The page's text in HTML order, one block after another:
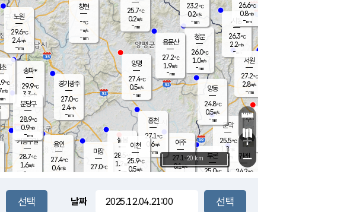
문막
25.5℃
1.8
mm
부론
25.0℃
청운
26.0℃
1.0m/s
-mm
23.2℃
0.2m/s
-mm
용인
27.4℃
0.4m/s
여주
27.1℃
0.1m/s
양동
24.8℃
0.5m/s
-mm
경기광주
27.0℃
2.4m/s
-mm
장호원
25.7℃
0.2m/s
-mm
창현
-℃
-m/s
-mm
흥천
27.1℃
0.6m/s
-mm
마장
27.0℃
설봉
28.5
1.2 m/s
- mm
노원
29.6℃
2.4m/s
-mm
송파*
29.9℃
3.3m/s
-mm
초
℃
m/s
mm
기흥구갈
28.7℃
1.6m/s
-
분당구
28.9℃
0.9m/s
-mm
시동
26.3℃
2.2m/s
- mm
귀래
24.2℃
서원
27.2℃
2.8m/s
-mm
용문산
27.2℃
1.9m/s
-mm
26.6℃
0.8m/s
-mm
이천
25.9℃
0.5m/s
양평
27.4℃
0.5m/s
-mm
+
−
20 km
날짜